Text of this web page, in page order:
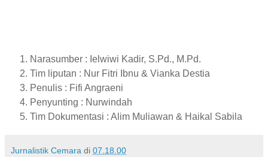
Narasumber : Ielwiwi Kadir, S.Pd., M.Pd.
Tim liputan : Nur Fitri Ibnu & Vianka Destia
Penulis : Fifi Angraeni
Penyunting : Nurwindah
Tim Dokumentasi : Alim Muliawan & Haikal Sabila
Jurnalistik Cemara di 07.18.00